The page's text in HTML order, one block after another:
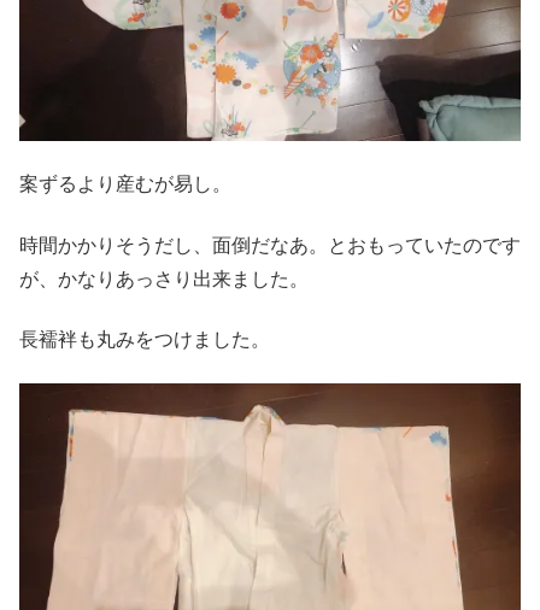
案ずるより産むが易し。
時間かかりそうだし、面倒だなあ。とおもっていたのです
が、かなりあっさり出来ました。
長襦袢も丸みをつけました。